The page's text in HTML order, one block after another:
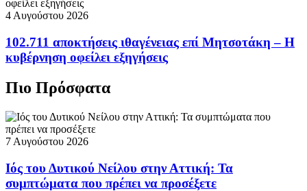
4 Αυγούστου 2026
102.711 αποκτήσεις ιθαγένειας επί Μητσοτάκη – Η
κυβέρνηση οφείλει εξηγήσεις
Πιο Πρόσφατα
7 Αυγούστου 2026
Ιός του Δυτικού Νείλου στην Αττική: Τα
συμπτώματα που πρέπει να προσέξετε